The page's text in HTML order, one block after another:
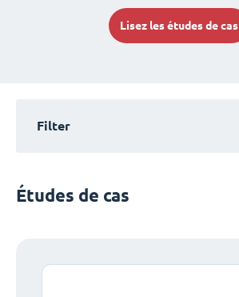
Lisez les études de cas
Filter
Études de cas